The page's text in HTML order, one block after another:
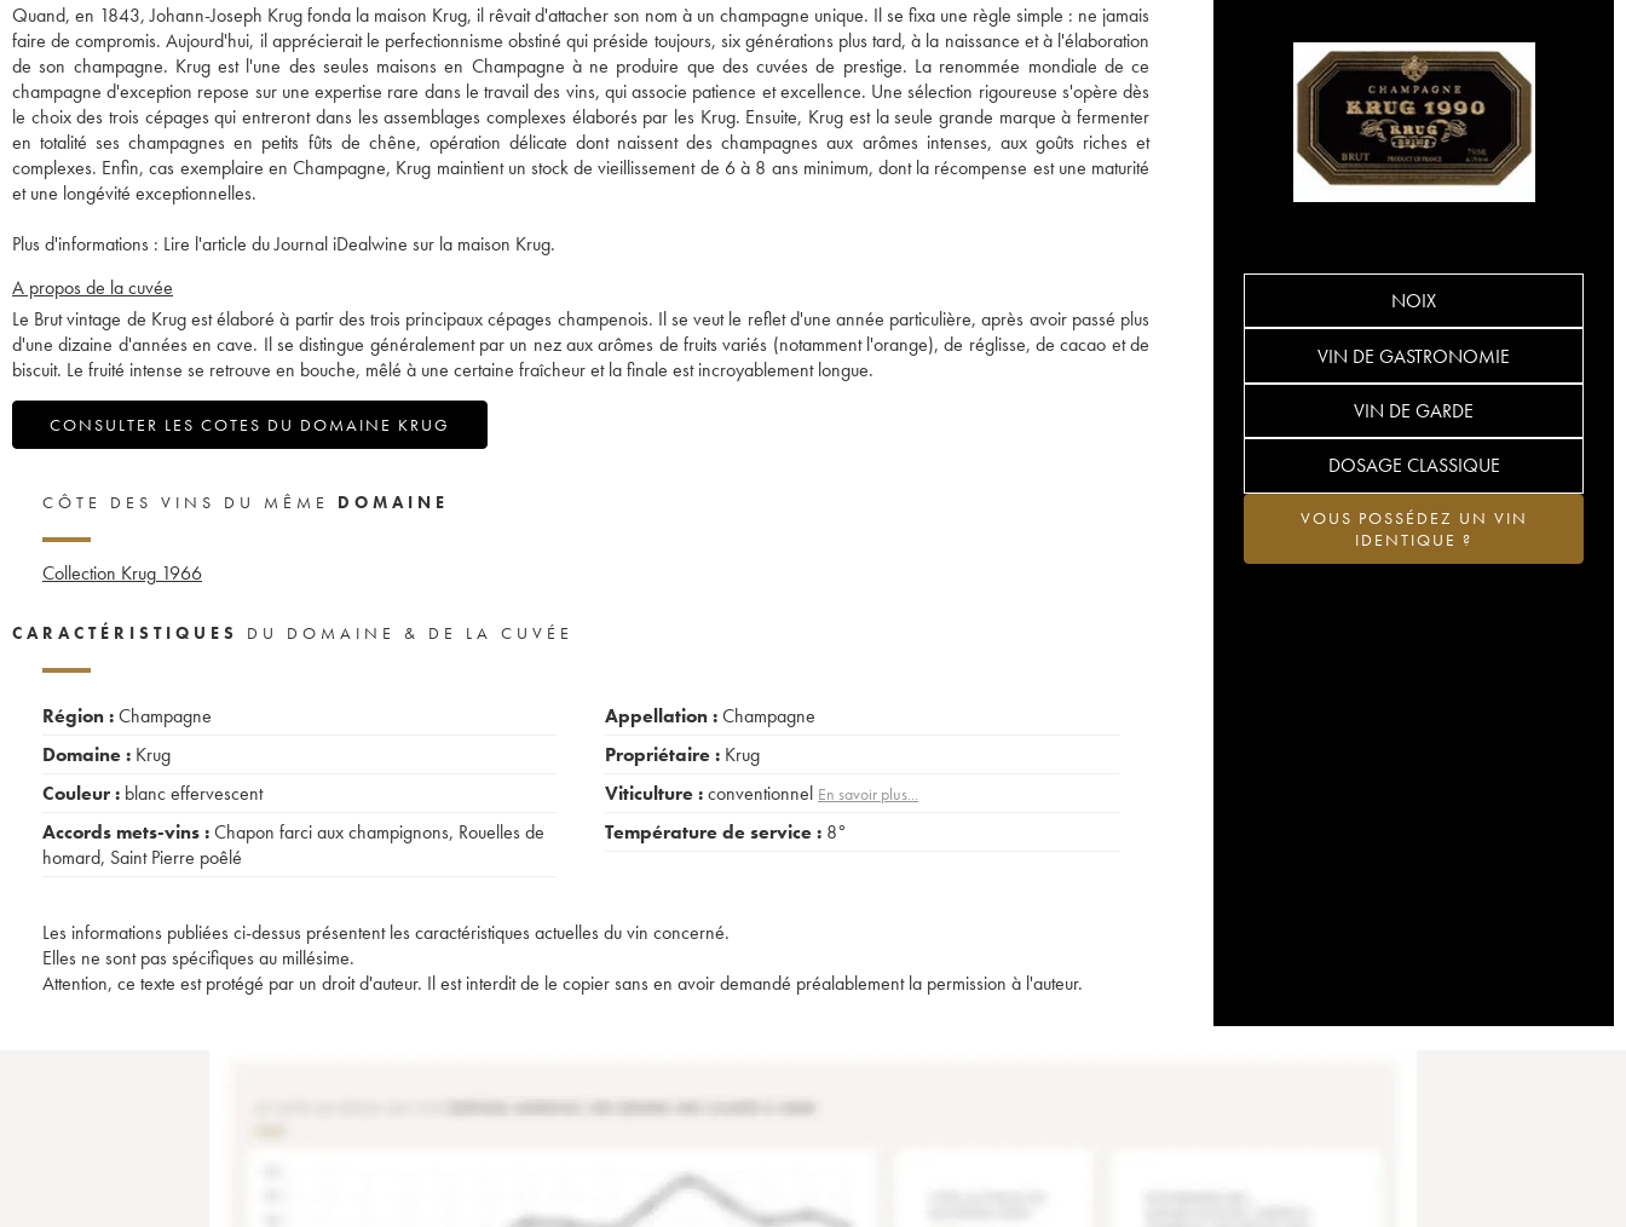
Quand, en 1843, Johann-Joseph Krug fonda la maison Krug, il rêvait d'attacher son nom à un champagne unique. Il se fixa une règle simple : ne jamais
faire de compromis. Aujourd'hui, il apprécierait le perfectionnisme obstiné qui préside toujours, six générations plus tard, à la naissance et à l'élaboration
de son champagne. Krug est l'une des seules maisons en Champagne à ne produire que des cuvées de prestige. La renommée mondiale de ce
champagne d'exception repose sur une expertise rare dans le travail des vins, qui associe patience et excellence. Une sélection rigoureuse s'opère dès
le choix des trois cépages qui entreront dans les assemblages complexes élaborés par les Krug. Ensuite, Krug est la seule grande marque à fermenter
en totalité ses champagnes en petits fûts de chêne, opération délicate dont naissent des champagnes aux arômes intenses, aux goûts riches et
complexes. Enfin, cas exemplaire en Champagne, Krug maintient un stock de vieillissement de 6 à 8 ans minimum, dont la récompense est une maturité
et une longévité exceptionnelles.
Plus d'informations : Lire l'article du Journal iDealwine sur la maison Krug.
A propos de la cuvée
Le Brut vintage de Krug est élaboré à partir des trois principaux cépages champenois. Il se veut le reflet d'une année particulière, après avoir passé plus
d'une dizaine d'années en cave. Il se distingue généralement par un nez aux arômes de fruits variés (notamment l'orange), de réglisse, de cacao et de
biscuit. Le fruité intense se retrouve en bouche, mêlé à une certaine fraîcheur et la finale est incroyablement longue.
CONSULTER LES COTES DU DOMAINE KRUG
NOIX
VIN DE GASTRONOMIE
VIN DE GARDE
DOSAGE CLASSIQUE
VOUS POSSÉDEZ UN VIN
IDENTIQUE ?
CÔTE DES VINS DU MÊME DOMAINE
Collection Krug 1966
CARACTÉRISTIQUES DU DOMAINE & DE LA CUVÉE
Région :Champagne
Domaine : Krug
Couleur : blanc effervescent
Accords mets-vins :Chapon farci aux champignons, Rouelles de
homard, Saint Pierre poêlé
Appellation :Champagne
Propriétaire : Krug
Viticulture :conventionnel En savoir plus...
Température de service : 8°
Les informations publiées ci-dessus présentent les caractéristiques actuelles du vin concerné.
Elles ne sont pas spécifiques au millésime.
Attention, ce texte est protégé par un droit d'auteur. Il est interdit de le copier sans en avoir demandé préalablement la permission à l'auteur.